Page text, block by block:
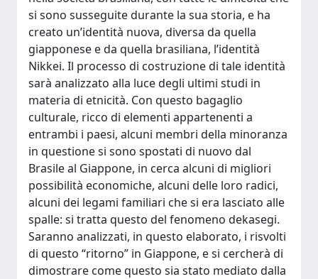
si sono susseguite durante la sua storia, e ha
creato un’identità nuova, diversa da quella
giapponese e da quella brasiliana, l’identità
Nikkei. Il processo di costruzione di tale identità
sarà analizzato alla luce degli ultimi studi in
materia di etnicità. Con questo bagaglio
culturale, ricco di elementi appartenenti a
entrambi i paesi, alcuni membri della minoranza
in questione si sono spostati di nuovo dal
Brasile al Giappone, in cerca alcuni di migliori
possibilità economiche, alcuni delle loro radici,
alcuni dei legami familiari che si era lasciato alle
spalle: si tratta questo del fenomeno dekasegi.
Saranno analizzati, in questo elaborato, i risvolti
di questo “ritorno” in Giappone, e si cercherà di
dimostrare come questo sia stato mediato dalla